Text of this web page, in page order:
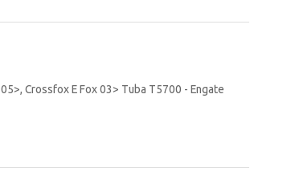
Crossfox E Fox 03> Tuba T5700 - Engate